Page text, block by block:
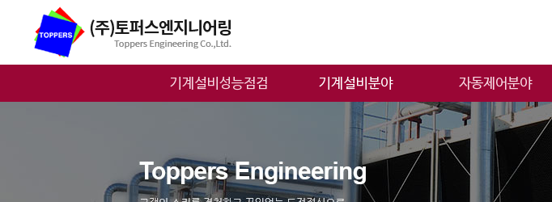
성능점검 목적 및 대상
성능점검설비 및 점검항
목
냉난방 설비 판매 및 설치
산업용 공기압축기
냉난방 설비 유지보수
빌딩통합제어시스템